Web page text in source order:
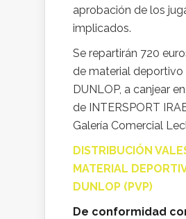
aprobación de los
implicados.
Se repartirán 720
de material deportivo
DUNLOP, a canjear
de INTERSPORT
Galerí­a Comercial
DISTRIBUCIÓN
MATERIAL
DUNLOP (PVP)
De conformidad